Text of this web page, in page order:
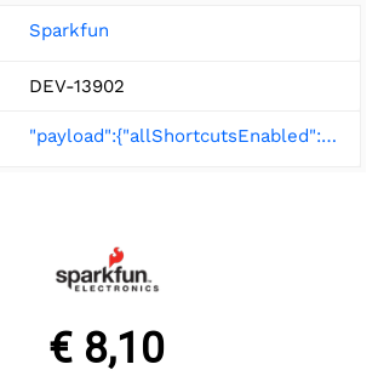
Sparkfun
DEV-13902
"payload":{"allShortcutsEnabled":false,"path":"Hardware","repo":{"id":56545223,"defaultBranch":"master","name":"LilyPad_LED_5pcs","ownerLogin":"sparkfun","currentUserCanPush":false,"isFork":false,"isEmpty":false,"createdAt":"2016-04-18T22:00:41.000Z
€ 8,10